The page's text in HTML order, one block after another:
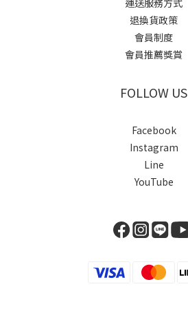
運送服務方式
退換貨政策
會員制度
會員推薦獎賞
FOLLOW US
Facebook
Instagram
Line
YouTube